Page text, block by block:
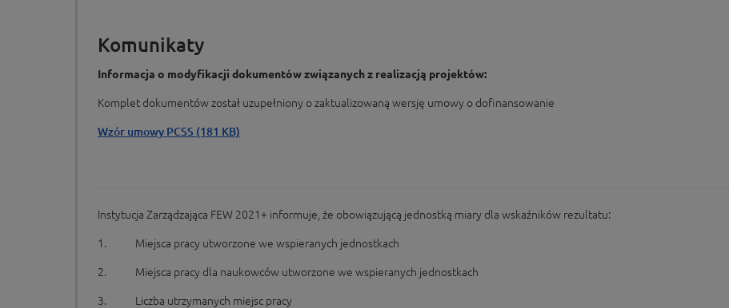
Komunikaty
Informacja o modyfikacji dokumentów związanych z realizacją projektów:
Komplet dokumentów został uzupełniony o zaktualizowaną wersję umowy o dofinansowanie
Wzór umowy PCSS (181 KB)
Instytucja Zarządzająca FEW 2021+ informuje, że obowiązującą jednostką miary dla wskaźników rezultatu:
1. Miejsca pracy utworzone we wspieranych jednostkach
2. Miejsca pracy dla naukowców utworzone we wspieranych jednostkach
3. Liczba utrzymanych miejsc pracy